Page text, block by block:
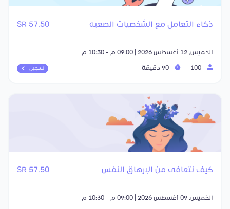
ذكاء التعامل مع الشخصيات الصعبه 57.50 SR
الخميس, 12 أغسطس 2026 | 09:00 م - 10:30 م
تسجيل
كيف نتعافى من الإرهاق النفس 57.50 SR
الخميس, 09 أغسطس 2026 | 09:00 م - 10:30 م